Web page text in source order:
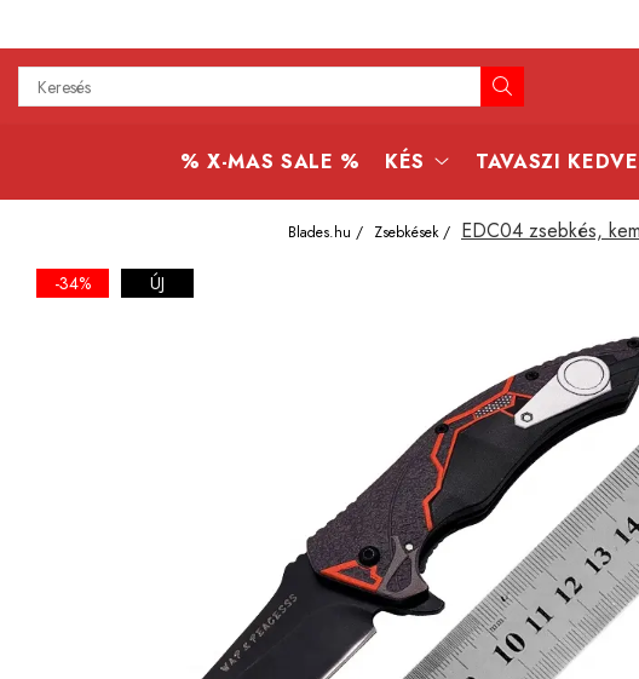
Professzionális kések
% X-MAS SALE % KÉS TAVASZI
Blades.hu / Zsebkések / EDC04 zsebkés,
-34% ÚJ